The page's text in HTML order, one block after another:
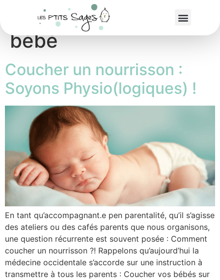
Étiquette :
tête plate
bébé
Coucher un nourrisson :
Soyons Physio(logiques) !
En tant qu’accompagnant.e pen parentalité, qu’il s’agisse
des ateliers ou des cafés parents que nous organisons,
une question récurrente est souvent posée : Comment
coucher un nourrisson ?! Rappelons qu’aujourd’hui la
médecine occidentale s’accorde sur une instruction à
transmettre à tous les parents : Coucher vos bébés sur